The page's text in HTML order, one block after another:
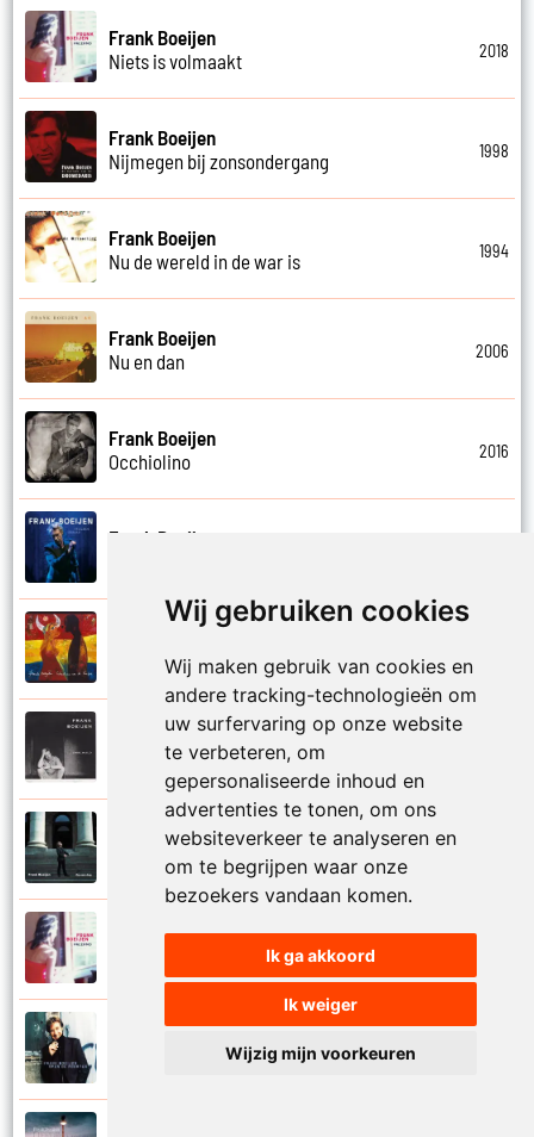
Wij gebruiken cookies
Wij maken gebruik van cookies en
andere tracking-technologieën om
uw surfervaring op onze website
te verbeteren, om
gepersonaliseerde inhoud en
advertenties te tonen, om ons
websiteverkeer te analyseren en
om te begrijpen waar onze
bezoekers vandaan komen.
Ik ga akkoord
Ik weiger
Wijzig mijn voorkeuren
Frank Boeijen
Niets is volmaakt
2018
Frank Boeijen
Nijmegen bij zonsondergang
1998
Frank Boeijen
Nu de wereld in de war is
1994
Frank Boeijen
Nu en dan
2006
Frank Boeijen
Occhiolino
2016
Frank Boeijen
Onder ons
Frank Boeijen
Onschuld
Frank Boeijen
Op een dag
Frank Boeijen
Open de poorten